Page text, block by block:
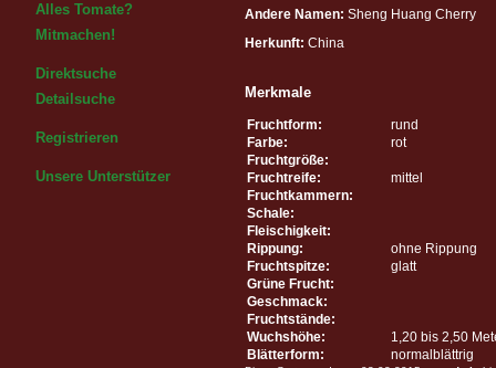
Alles Tomate?
Mitmachen!
Direktsuche
Detailsuche
Registrieren
Unsere Unterstützer
Andere Namen: Sheng Huang Cherry
Herkunft: China
Merkmale
Fruchtform:
rund
Farbe:
rot
Fruchtgröße:
Fruchtreife:
mittel
Fruchtkammern:
Schale:
Fleischigkeit:
Rippung:
ohne Rippung
Fruchtspitze:
glatt
Grüne Frucht:
Geschmack:
Fruchtstände:
Wuchshöhe:
1,20 bis 2,50
Blätterform:
normalblättrig